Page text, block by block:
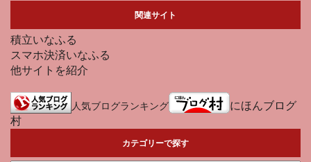
関連サイト
積立いなふる
スマホ決済いなふる
他サイトを紹介
人気ブログランキング
にほんブログ
村
カテゴリーで探す